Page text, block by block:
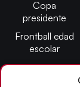
Copa
presidente
Frontball edad
escolar